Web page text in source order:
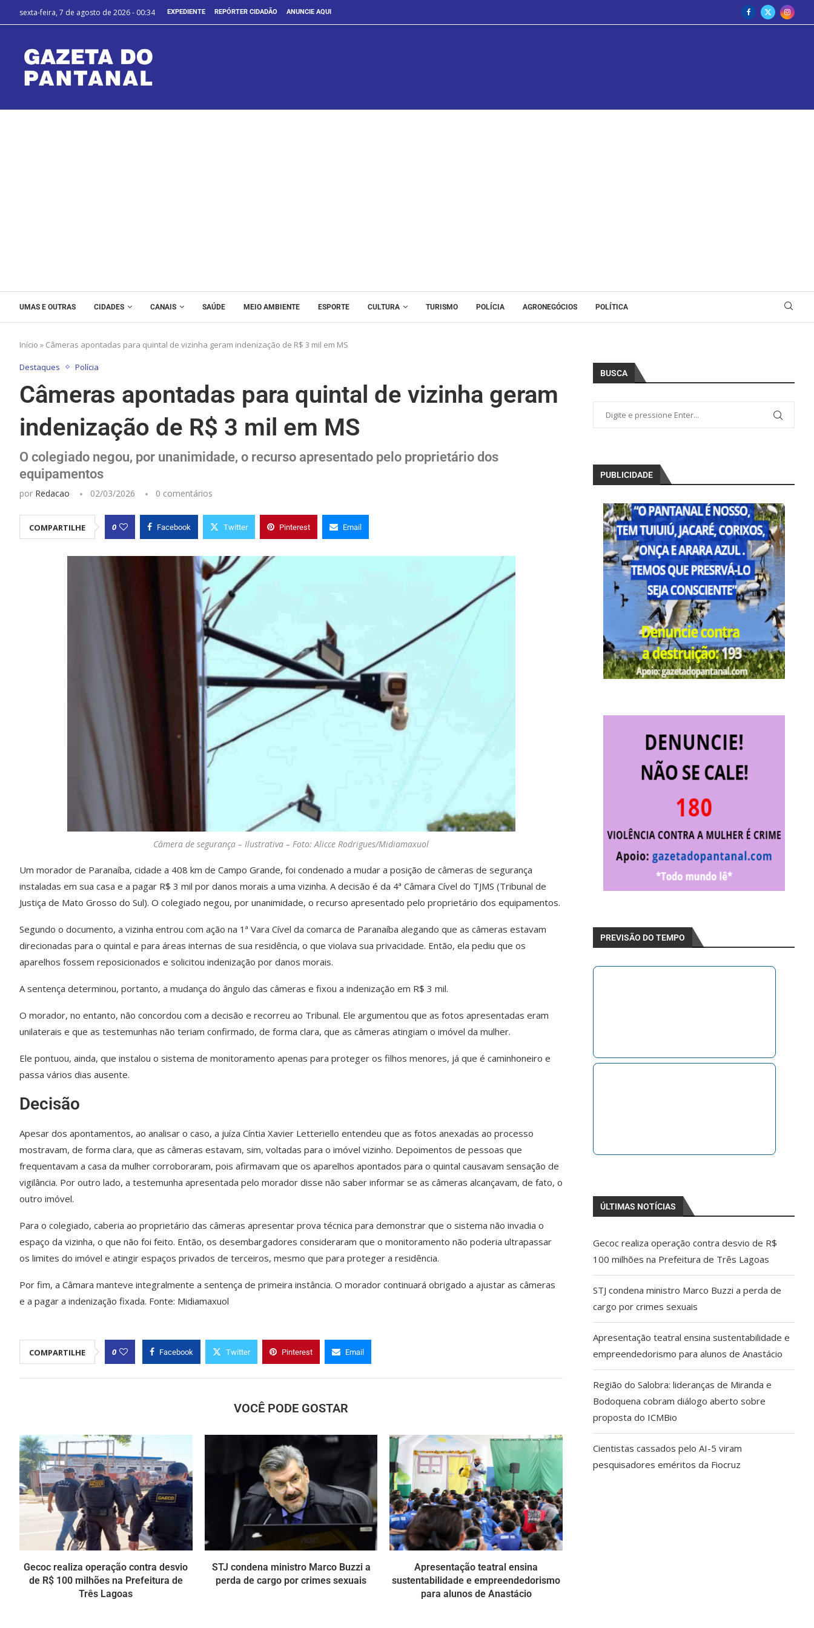
sexta-feira, 7 de agosto de 2026 - 00:34 EXPEDIENTE REPÓRTER CIDADÃO ANUNCIE AQUI
UMAS E OUTRAS CIDADES CANAIS SAÚDE MEIO AMBIENTE ESPORTE CULTURA TURISMO POLÍCIA AGRONEGÓCIOS POLÍTICA
Início » Câmeras apontadas para quintal de vizinha geram indenização de R$ 3 mil em MS
Destaques Polícia
Câmeras apontadas para quintal de vizinha geram
indenização de R$ 3 mil em MS
O colegiado negou, por unanimidade, o recurso apresentado pelo proprietário dos
equipamentos
por Redacao 02/03/2026 0 comentários
COMPARTILHE 0 Facebook Twitter Pinterest Email
Câmera de segurança – Ilustrativa – Foto: Alicce Rodrigues/Midiamaxuol
Um morador de Paranaíba, cidade a 408 km de Campo Grande, foi condenado a mudar a posição de câmeras de segurança
instaladas em sua casa e a pagar R$ 3 mil por danos morais a uma vizinha. A decisão é da 4ª Câmara Cível do TJMS (Tribunal de
Justiça de Mato Grosso do Sul). O colegiado negou, por unanimidade, o recurso apresentado pelo proprietário dos equipamentos.
Segundo o documento, a vizinha entrou com ação na 1ª Vara Cível da comarca de Paranaíba alegando que as câmeras estavam
direcionadas para o quintal e para áreas internas de sua residência, o que violava sua privacidade. Então, ela pediu que os
aparelhos fossem reposicionados e solicitou indenização por danos morais.
A sentença determinou, portanto, a mudança do ângulo das câmeras e fixou a indenização em R$ 3 mil.
O morador, no entanto, não concordou com a decisão e recorreu ao Tribunal. Ele argumentou que as fotos apresentadas eram
unilaterais e que as testemunhas não teriam confirmado, de forma clara, que as câmeras atingiam o imóvel da mulher.
Ele pontuou, ainda, que instalou o sistema de monitoramento apenas para proteger os filhos menores, já que é caminhoneiro e
passa vários dias ausente.
Decisão
Apesar dos apontamentos, ao analisar o caso, a juíza Cíntia Xavier Letteriello entendeu que as fotos anexadas ao processo
mostravam, de forma clara, que as câmeras estavam, sim, voltadas para o imóvel vizinho. Depoimentos de pessoas que
frequentavam a casa da mulher corroboraram, pois afirmavam que os aparelhos apontados para o quintal causavam sensação de
vigilância. Por outro lado, a testemunha apresentada pelo morador disse não saber informar se as câmeras alcançavam, de fato, o
outro imóvel.
Para o colegiado, caberia ao proprietário das câmeras apresentar prova técnica para demonstrar que o sistema não invadia o
espaço da vizinha, o que não foi feito. Então, os desembargadores consideraram que o monitoramento não poderia ultrapassar
os limites do imóvel e atingir espaços privados de terceiros, mesmo que para proteger a residência.
Por fim, a Câmara manteve integralmente a sentença de primeira instância. O morador continuará obrigado a ajustar as câmeras
e a pagar a indenização fixada. Fonte: Midiamaxuol
COMPARTILHE 0 Facebook Twitter Pinterest Email
VOCÊ PODE GOSTAR
Gecoc realiza operação contra desvio
de R$ 100 milhões na Prefeitura de
Três Lagoas
STJ condena ministro Marco Buzzi a
perda de cargo por crimes sexuais
Apresentação teatral ensina
sustentabilidade e empreendedorismo
para alunos de Anastácio
BUSCA
PUBLICIDADE
PREVISÃO DO TEMPO
ÚLTIMAS NOTÍCIAS
Gecoc realiza operação contra desvio de R$
100 milhões na Prefeitura de Três Lagoas
STJ condena ministro Marco Buzzi a perda de
cargo por crimes sexuais
Apresentação teatral ensina sustentabilidade e
empreendedorismo para alunos de Anastácio
Região do Salobra: lideranças de Miranda e
Bodoquena cobram diálogo aberto sobre
proposta do ICMBio
Cientistas cassados pelo AI-5 viram
pesquisadores eméritos da Fiocruz